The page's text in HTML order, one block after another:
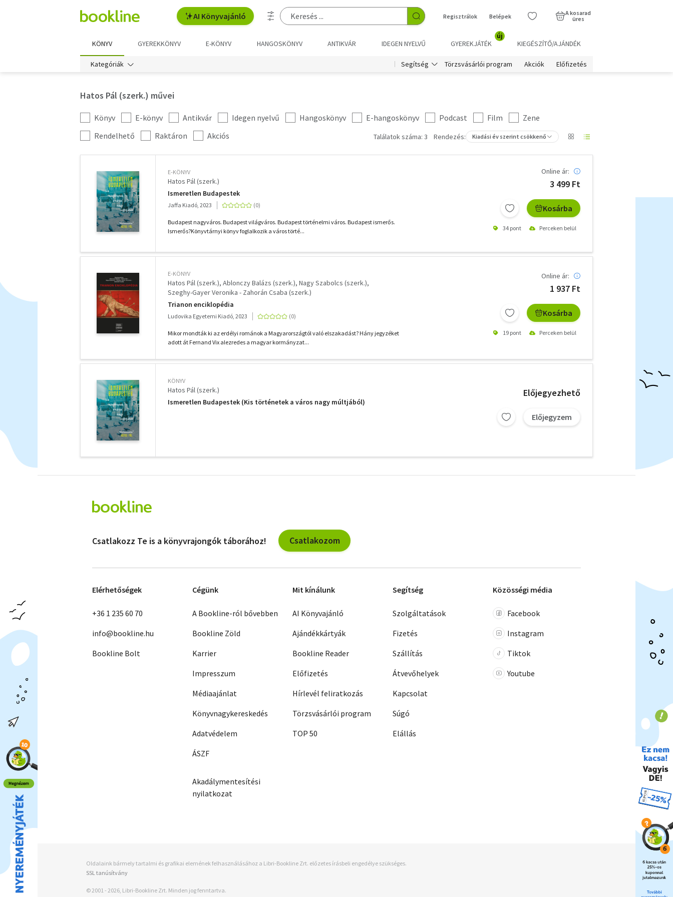
AI Könyvajánló Regisztrálok Belépek
A kosarad
üres
KÖNYV GYEREKKÖNYV E-KÖNYV HANGOSKÖNYV ANTIKVÁR IDEGEN NYELVŰ GYEREKJÁTÉK
új
KIEGÉSZÍTŐ/AJÁNDÉK
Kategóriák Segítség Törzsvásárlói program Akciók Előfizetés
Hatos Pál (szerk.) művei
Kategória
szűrés
Könyv E-könyv Antikvár Idegen nyelvű Hangoskönyv E-hangoskönyv Podcast Film
Zene
További
szűrők
Rendelhető Raktáron Akciós Találatok száma: 3 Rendezés: Kiadási év szerint csökkenő
E-KÖNYV
Hatos Pál (szerk.)
Ismeretlen Budapestek
Jaffa Kiadó, 2023
Budapest nagyváros. Budapest világváros. Budapest történelmi város. Budapest ismerős.
Ismerős?Könyvtárnyi könyv foglalkozik a város törté...
Online ár:
3 499 Ft
Kosárba
34 pont Perceken belül
E-KÖNYV
Hatos Pál (szerk.) Ablonczy Balázs (szerk.) Nagy Szabolcs (szerk.)
Szeghy-Gayer Veronika - Zahorán Csaba (szerk.)
Trianon enciklopédia
Ludovika Egyetemi Kiadó, 2023
Mikor mondták ki az erdélyi románok a Magyarországtól való elszakadást? Hány jegyzéket
adott át Fernand Vix alezredes a magyar kormányzat...
Online ár:
1 937 Ft
Kosárba
19 pont Perceken belül
KÖNYV
Hatos Pál (szerk.)
Ismeretlen Budapestek (Kis történetek a város nagy múltjából)
Előjegyezhető
Előjegyzem
szűrők
Csatlakozz Te is a könyvrajongók táborához! Csatlakozom
Elérhetőségek
+36 1 235 60 70
info@bookline.hu
Bookline Bolt
Cégünk
A Bookline-ról bővebben
Bookline Zöld
Karrier
Impresszum
Médiaajánlat
Könyvnagykereskedés
Adatvédelem
ÁSZF
Akadálymentesítési
nyilatkozat
Mit kínálunk
AI Könyvajánló
Ajándékkártyák
Bookline Reader
Előfizetés
Hírlevél feliratkozás
Törzsvásárlói program
TOP 50
Segítség
Szolgáltatások
Fizetés
Szállítás
Átvevőhelyek
Kapcsolat
Súgó
Elállás
Közösségi média
Facebook
Instagram
Tiktok
Youtube
Oldalaink bármely tartalmi és grafikai elemének felhasználásához a Libri-Bookline Zrt. előzetes írásbeli engedélye szükséges.
SSL tanúsítvány
© 2001 - 2026, Libri-Bookline Zrt. Minden jog fenntartva.